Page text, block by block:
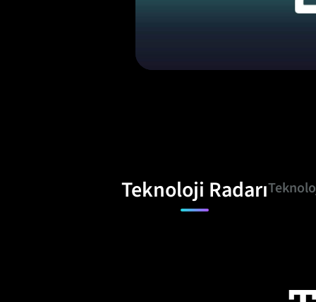
Teknoloji Radarı